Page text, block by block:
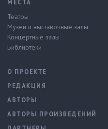
МЕСТА
Театры
Музеи и выставочные залы
Концертные залы
Библиотеки
О ПРОЕКТЕ
РЕДАКЦИЯ
АВТОРЫ
АВТОРЫ ПРОИЗВЕДЕНИЙ